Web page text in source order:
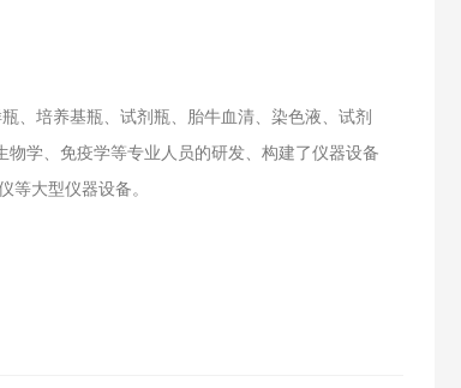
、培养基瓶、试剂瓶、胎牛血清、染色液、试剂
学、免疫学等专业人员的研发、构建了仪器设备
等大型仪器设备。